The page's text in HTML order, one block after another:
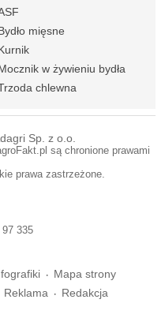
mięsne
w żywieniu bydła
chlewna
Sp. z o.o.
są chronione prawami
prawa zastrzeżone.
97 335
Mapa strony
Reklama Redakcja